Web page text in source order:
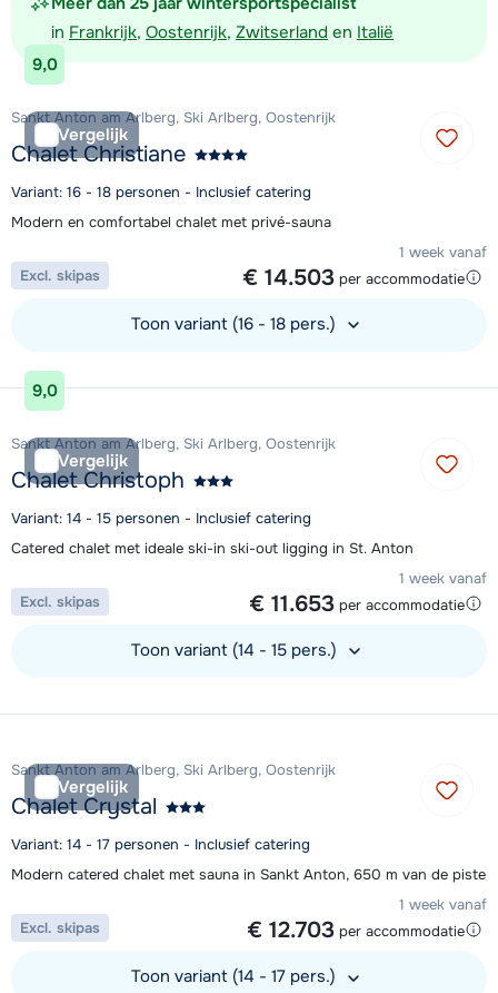
in Frankrijk, Oostenrijk, Zwitserland en Italië
9,0
Vergelijk
Sankt Anton am Arlberg, Ski Arlberg, Oostenrijk
Chalet Christiane
Variant: 16 - 18 personen - Inclusief catering
Modern en comfortabel chalet met privé-sauna
1 week vanaf
€ 14.503 per accommodatie
Excl. skipas
Toon variant (16 - 18 pers.)
Bekijk accommodatie
9,0
Vergelijk
Sankt Anton am Arlberg, Ski Arlberg, Oostenrijk
Chalet Christoph
Variant: 14 - 15 personen - Inclusief catering
Catered chalet met ideale ski-in ski-out ligging in St. Anton
1 week vanaf
€ 11.653 per accommodatie
Excl. skipas
Toon variant (14 - 15 pers.)
Vergelijk
Sankt Anton am Arlberg, Ski Arlberg, Oostenrijk
Chalet Crystal
Variant: 14 - 17 personen - Inclusief catering
Modern catered chalet met sauna in Sankt Anton, 650 m van de piste
1 week vanaf
€ 12.703 per accommodatie
Excl. skipas
Toon variant (14 - 17 pers.)